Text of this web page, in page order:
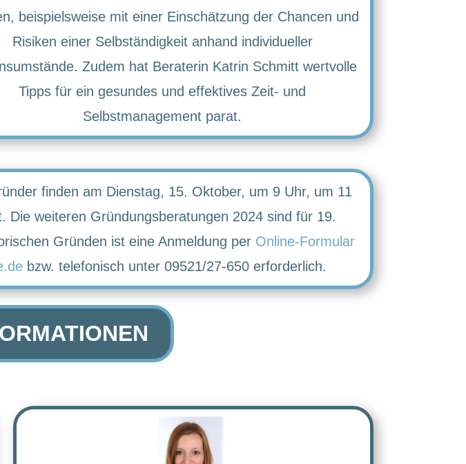
beispielsweise mit einer Einschätzung der Chancen und
Risiken einer Selbständigkeit anhand individueller
Zudem hat Beraterin Katrin Schmitt wertvolle
Tipps für ein gesundes und effektives Zeit- und
Selbstmanagement parat.
finden am Dienstag, 15. Oktober, um 9 Uhr, um 11
weiteren Gründungsberatungen 2024 sind für 19.
Gründen ist eine Anmeldung per Online-Formular
bzw. telefonisch unter 09521/27-650 erforderlich.